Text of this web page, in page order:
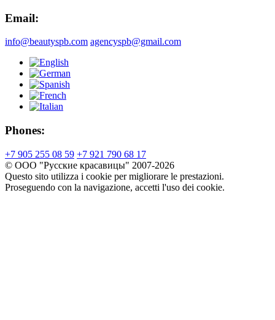
Email:
info@beautyspb.com agencyspb@gmail.com
Phones:
+7 905 255 08 59 +7 921 790 68 17
© OOO "Русские красавицы" 2007-2026
Questo sito utilizza i cookie per migliorare le prestazioni.
Proseguendo con la navigazione, accetti l'uso dei cookie.